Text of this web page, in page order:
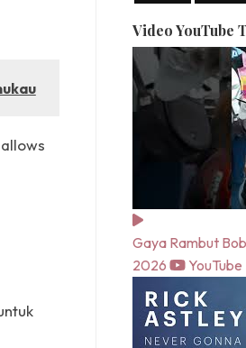
Video YouTube
Gaya Rambut
2026